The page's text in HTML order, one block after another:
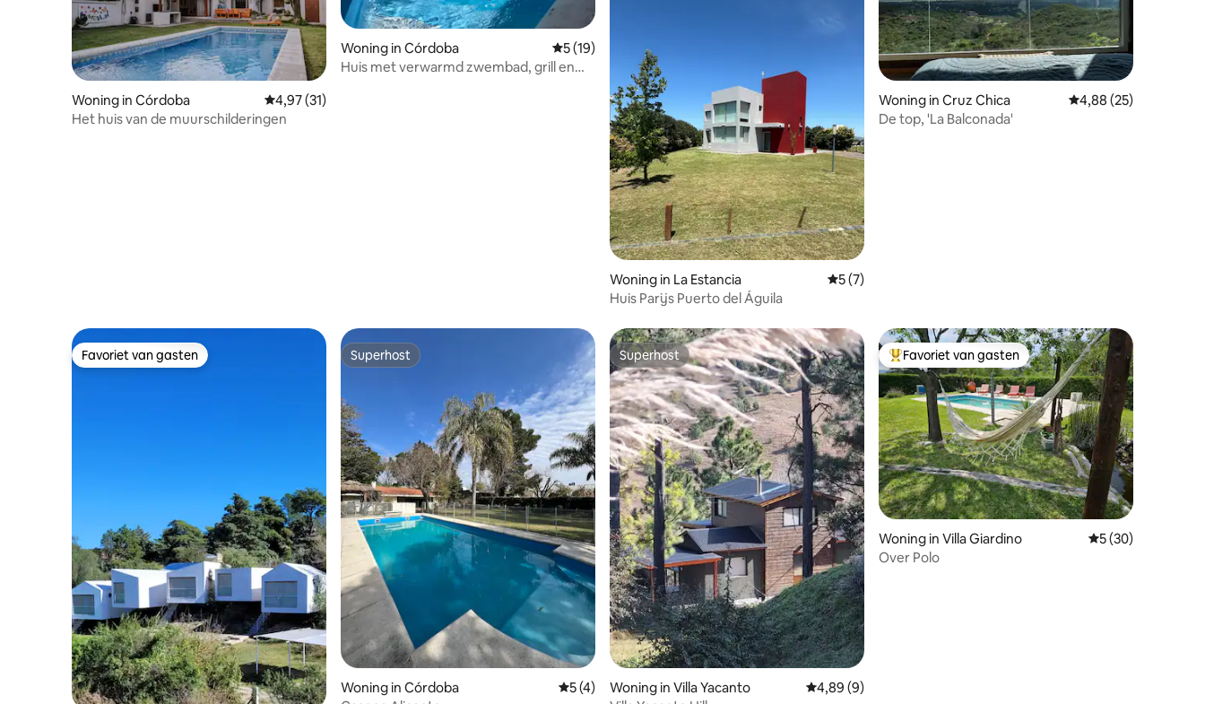
Woning in Córdoba Gemiddelde beoordeling van 4,97 uit 5, 31 recensies
4,97 (31)
Het huis van de muurschilderingen
Woning in Córdoba Gemiddelde beoordeling van 5 uit 5, 19 recensies
5 (19)
Huis met verwarmd zwembad, grill en
Woning in La Estancia Gemiddelde beoordeling van 5 uit 5, 7 recensies
5 (7)
Huis Parijs Puerto del Águila
Woning in Cruz Chica Gemiddelde
4,88 (25)
De top, 'La Balconada'
Favoriet van gasten
Favoriet van gasten Superhost
Superhost
Woning in Córdoba Gemiddelde beoordeling van 5 uit 5, 4 recensies
5 (4)
Superhost
Superhost
Woning in Villa Yacanto Gemiddelde beoordeling van 4,89 uit 5, 9 recensies
4,89 (9)
Topfavoriet van gasten
Favoriet van gasten
Woning in Villa Giardino Gemiddelde
5 (30)
Over Polo